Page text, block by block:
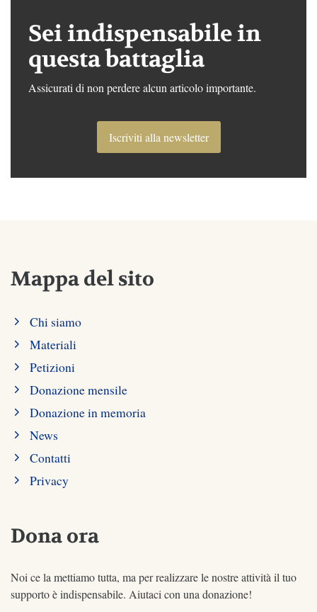
Sei indispensabile in
questa battaglia
Assicurati di non perdere alcun articolo importante.
Iscriviti alla newsletter
Mappa del sito
Chi siamo
Materiali
Petizioni
Donazione mensile
Donazione in memoria
News
Contatti
Privacy
Dona ora
Noi ce la mettiamo tutta, ma per realizzare le nostre attività il tuo
supporto è indispensabile. Aiutaci con una donazione!